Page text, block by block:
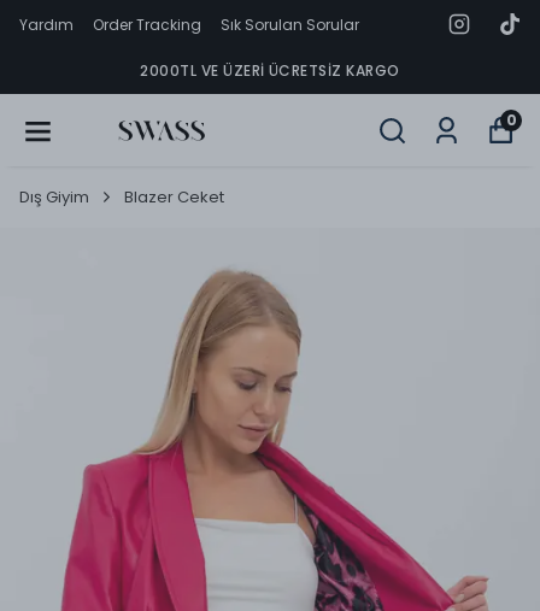
Yardım Order Tracking Sık Sorulan Sorular
2000TL VE ÜZERI ÜCRETSIZ KARGO
0
Dış Giyim Blazer Ceket